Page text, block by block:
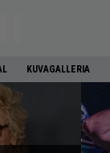
KUVAGALLERIA